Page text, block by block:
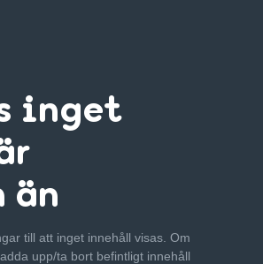
inget
än
till att inget innehåll visas. Om
upp/ta bort befintligt innehåll